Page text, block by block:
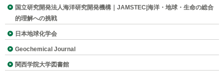
無機元素同位体存在度の高精度・高確度測定
研究室について
国立研究開発法人海洋研究開発機構｜JAMSTEC|海洋・地球・生命の総合
的理解への挑戦
日本地球化学会
Geochemical Journal
関西学院大学図書館